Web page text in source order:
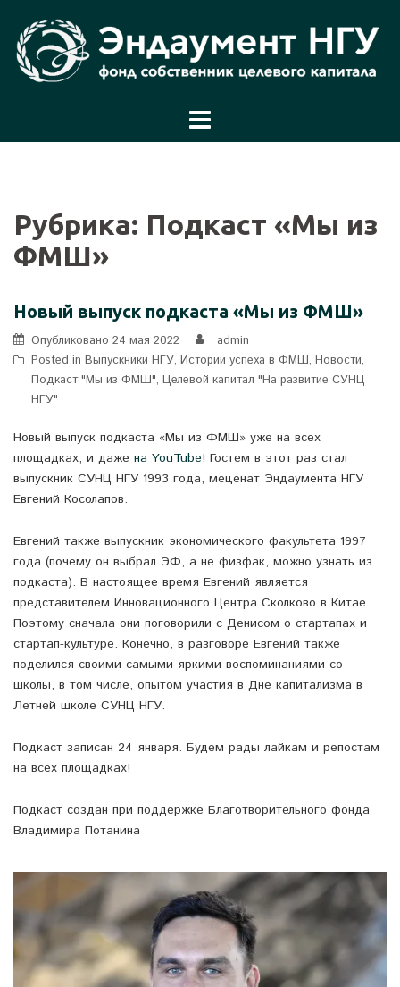
содержимому
Рубрика: Подкаст «Мы из
ФМШ»
Новый выпуск подкаста «Мы из ФМШ»
Опубликовано 24 мая 2022
admin
Posted in Выпускники НГУ, Истории успеха в ФМШ, Новости,
Подкаст "Мы из ФМШ", Целевой капитал "На развитие СУНЦ
НГУ"
Новый выпуск подкаста «Мы из ФМШ» уже на всех
площадках, и даже на YouTube! Гостем в этот раз стал
выпускник СУНЦ НГУ 1993 года, меценат Эндаумента НГУ
Евгений Косолапов.
Евгений также выпускник экономического факультета 1997
года (почему он выбрал ЭФ, а не физфак, можно узнать из
подкаста). В настоящее время Евгений является
представителем Инновационного Центра Сколково в Китае.
Поэтому сначала они поговорили с Денисом о стартапах и
стартап-культуре. Конечно, в разговоре Евгений также
поделился своими самыми яркими воспоминаниями со
школы, в том числе, опытом участия в Дне капитализма в
Летней школе СУНЦ НГУ.
Подкаст записан 24 января. Будем рады лайкам и репостам
на всех площадках!
Подкаст создан при поддержке Благотворительного фонда
Владимира Потанина